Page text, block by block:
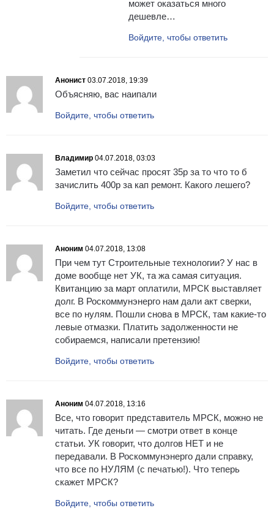
может оказаться много
дешевле…
Войдите, чтобы ответить
Анонист 03.07.2018, 19:39
Объясняю, вас наипали
Войдите, чтобы ответить
Владимир 04.07.2018, 03:03
Заметил что сейчас просят 35р за то что то б
зачислить 400р за кап ремонт. Какого лешего?
Войдите, чтобы ответить
Аноним 04.07.2018, 13:08
При чем тут Строительные технологии? У нас в
доме вообще нет УК, та жа самая ситуация.
Квитанцию за март оплатили, МРСК выставляет
долг. В Роскоммунэнерго нам дали акт сверки,
все по нулям. Пошли снова в МРСК, там какие-то
левые отмазки. Платить задолженности не
собираемся, написали претензию!
Войдите, чтобы ответить
Аноним 04.07.2018, 13:16
Все, что говорит представитель МРСК, можно не
читать. Где деньги — смотри ответ в конце
статьи. УК говорит, что долгов НЕТ и не
передавали. В Роскоммунэнерго дали справку,
что все по НУЛЯМ (с печатью!). Что теперь
скажет МРСК?
Войдите, чтобы ответить